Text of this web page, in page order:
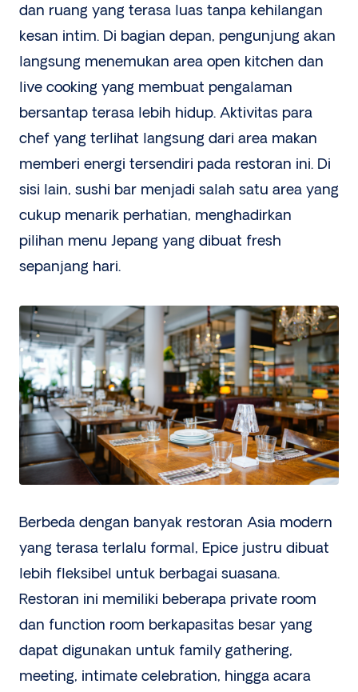
dan ruang yang terasa luas tanpa kehilangan
kesan intim. Di bagian depan, pengunjung akan
langsung menemukan area open kitchen dan
live cooking yang membuat pengalaman
bersantap terasa lebih hidup. Aktivitas para
chef yang terlihat langsung dari area makan
memberi energi tersendiri pada restoran ini. Di
sisi lain, sushi bar menjadi salah satu area yang
cukup menarik perhatian, menghadirkan
pilihan menu Jepang yang dibuat fresh
sepanjang hari.
Berbeda dengan banyak restoran Asia modern
yang terasa terlalu formal, Epice justru dibuat
lebih fleksibel untuk berbagai suasana.
Restoran ini memiliki beberapa private room
dan function room berkapasitas besar yang
dapat digunakan untuk family gathering,
meeting, intimate celebration, hingga acara